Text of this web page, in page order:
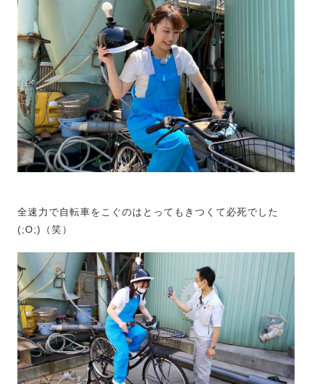
全速力で自転車をこぐのはとってもきつくて必死でした
(;O;)（笑）